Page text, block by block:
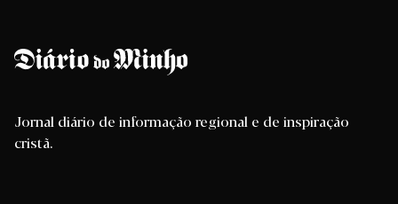
Jornal diário de informação regional e de inspiração
cristã.